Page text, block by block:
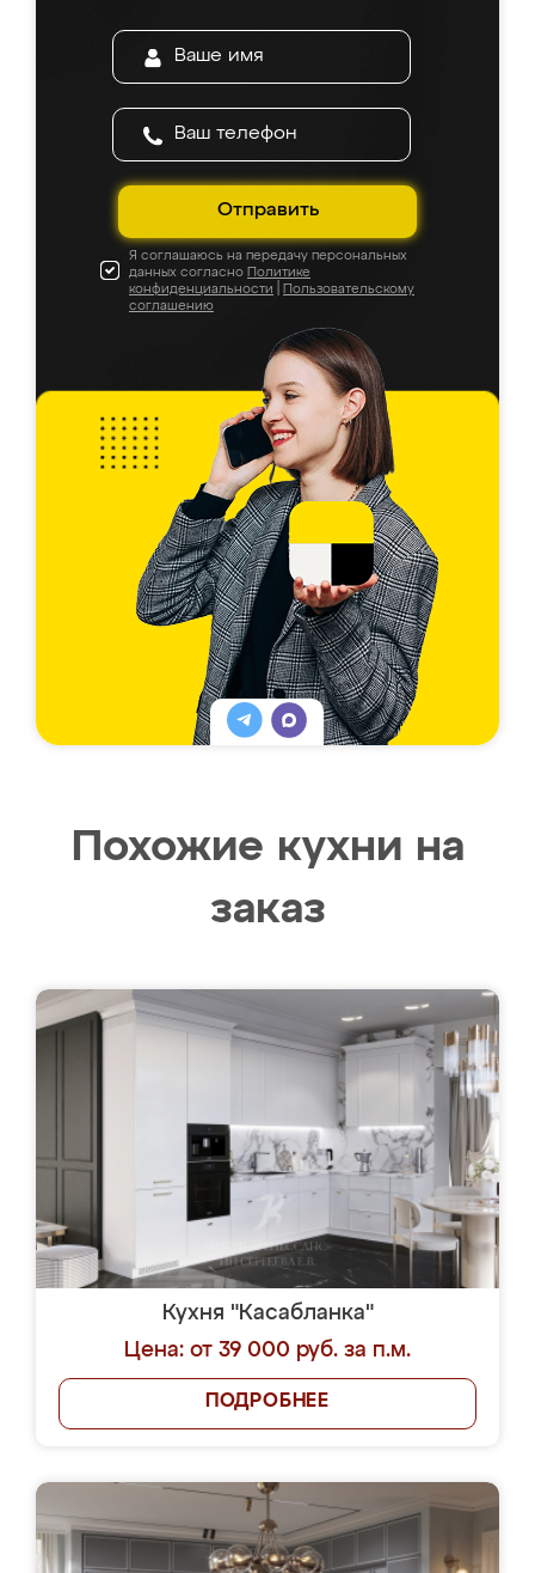
Отправить
Я соглашаюсь на передачу персональных
данных согласно Политике
конфиденциальности
Пользовательскому
соглашению
Похожие кухни на
заказ
Кухня "Касабланка"
Цена: от 39 000 руб. за п.м.
ПОДРОБНЕЕ